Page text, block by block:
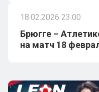
18.02.2026 23:00
Брюгге –
на матч 18